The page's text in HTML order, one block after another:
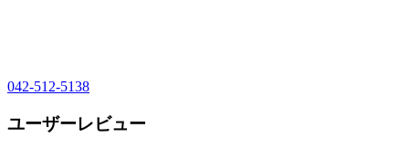
042-512-5138
ユーザーレビュー